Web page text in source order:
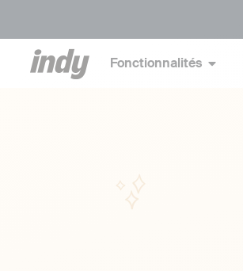
Fonctionnalités